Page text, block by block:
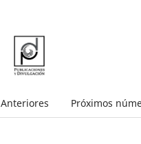
Anteriores Próximos